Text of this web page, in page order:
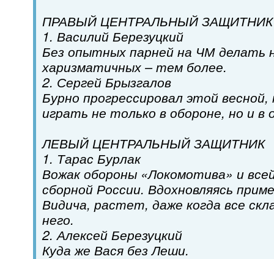
ПРАВЫЙ ЦЕНТРАЛЬНЫЙ ЗАЩИТНИК
1. Василий Березуцкий
Без опытных парней на ЧМ делать
харизматичных – тем более.
2. Сергей Брызгалов
Бурно прогрессировал этой
играть не только в обороне, но и в
ЛЕВЫЙ ЦЕНТРАЛЬНЫЙ ЗАЩИТНИК
1. Тарас Бурлак
Вожак обороны «Локомотива» и
сборной России. Вдохновляясь
Видича, растет, даже когда все
него.
2. Алексей Березуцкий
Куда же Вася без Леши.